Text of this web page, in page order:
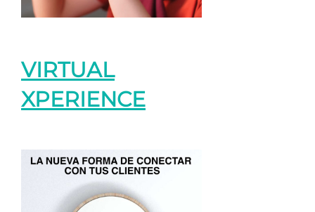
VIRTUAL
XPERIENCE